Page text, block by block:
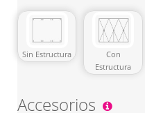
Sin Estructura
Con
Estructura
Accesorios